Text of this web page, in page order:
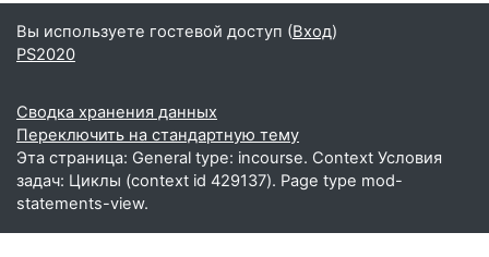
Вы используете гостевой доступ (Вход)
PS2020
Сводка хранения данных
Переключить на стандартную тему
Эта страница: General type: incourse. Context Условия
задач: Циклы (context id 429137). Page type mod-
statements-view.